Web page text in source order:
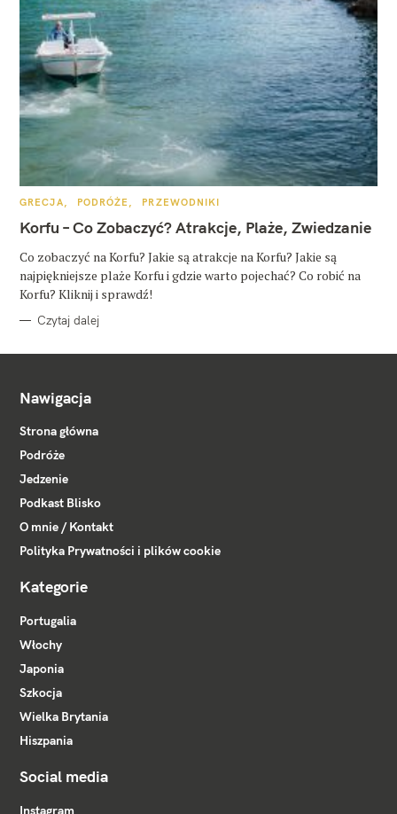
K
T
E
O
R
I
GRECJA PODRÓŻE PRZEWODNIKI
Korfu – Co Zobaczyć? Atrakcje, Plaże, Zwiedzanie
Co zobaczyć na Korfu? Jakie są atrakcje na Korfu? Jakie są
najpiękniejsze plaże Korfu i gdzie warto pojechać? Co robić na
Korfu? Kliknij i sprawdź!
Czytaj dalej
Nawigacja
Strona główna
Podróże
Jedzenie
Podkast Blisko
O mnie / Kontakt
Polityka Prywatności i plików cookie
Kategorie
Portugalia
Włochy
Japonia
Szkocja
Wielka Brytania
Hiszpania
Social media
Instagram